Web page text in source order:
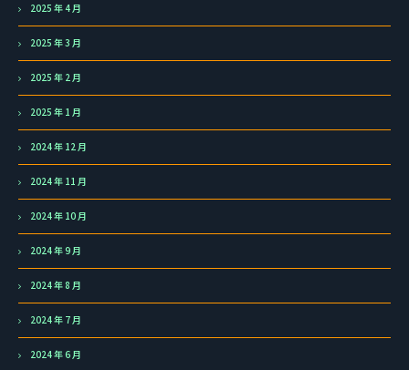
2025 年 4 月
2025 年 3 月
2025 年 2 月
2025 年 1 月
2024 年 12 月
2024 年 11 月
2024 年 10 月
2024 年 9 月
2024 年 8 月
2024 年 7 月
2024 年 6 月